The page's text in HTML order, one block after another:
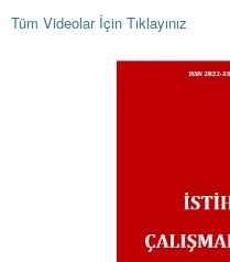
Tüm Videolar İçin Tıklayınız